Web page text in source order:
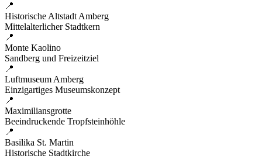
📍
Historische Altstadt Amberg
Mittelalterlicher Stadtkern
📍
Monte Kaolino
Sandberg und Freizeitziel
📍
Luftmuseum Amberg
Einzigartiges Museumskonzept
📍
Maximiliansgrotte
Beeindruckende Tropfsteinhöhle
📍
Basilika St. Martin
Historische Stadtkirche